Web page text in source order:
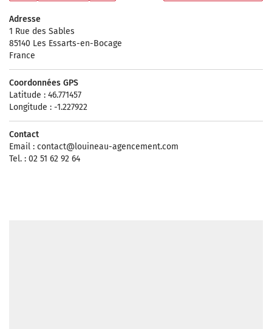
Adresse
1 Rue des Sables
85140 Les Essarts-en-Bocage
France
Coordonnées GPS
Latitude : 46.771457
Longitude : -1.227922
Contact
Email : contact@louineau-agencement.com
Tel. : 02 51 62 92 64